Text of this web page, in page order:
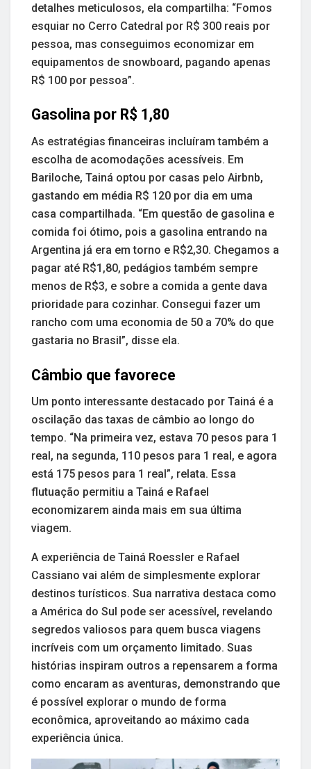
detalhes meticulosos, ela compartilha: “Fomos
esquiar no Cerro Catedral por R$ 300 reais por
pessoa, mas conseguimos economizar em
equipamentos de snowboard, pagando apenas
R$ 100 por pessoa”.
Gasolina por R$ 1,80
As estratégias financeiras incluíram também a
escolha de acomodações acessíveis. Em
Bariloche, Tainá optou por casas pelo Airbnb,
gastando em média R$ 120 por dia em uma
casa compartilhada. “Em questão de gasolina e
comida foi ótimo, pois a gasolina entrando na
Argentina já era em torno e R$2,30. Chegamos a
pagar até R$1,80, pedágios também sempre
menos de R$3, e sobre a comida a gente dava
prioridade para cozinhar. Consegui fazer um
rancho com uma economia de 50 a 70% do que
gastaria no Brasil”, disse ela.
Câmbio que favorece
Um ponto interessante destacado por Tainá é a
oscilação das taxas de câmbio ao longo do
tempo. “Na primeira vez, estava 70 pesos para 1
real, na segunda, 110 pesos para 1 real, e agora
está 175 pesos para 1 real”, relata. Essa
flutuação permitiu a Tainá e Rafael
economizarem ainda mais em sua última
viagem.
A experiência de Tainá Roessler e Rafael
Cassiano vai além de simplesmente explorar
destinos turísticos. Sua narrativa destaca como
a América do Sul pode ser acessível, revelando
segredos valiosos para quem busca viagens
incríveis com um orçamento limitado. Suas
histórias inspiram outros a repensarem a forma
como encaram as aventuras, demonstrando que
é possível explorar o mundo de forma
econômica, aproveitando ao máximo cada
experiência única.